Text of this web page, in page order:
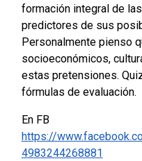
formación integral de
predictores de sus
Personalmente pienso
socioeconómicos,
estas pretensiones.
fórmulas de evaluación.
En FB
https://
4983244268881